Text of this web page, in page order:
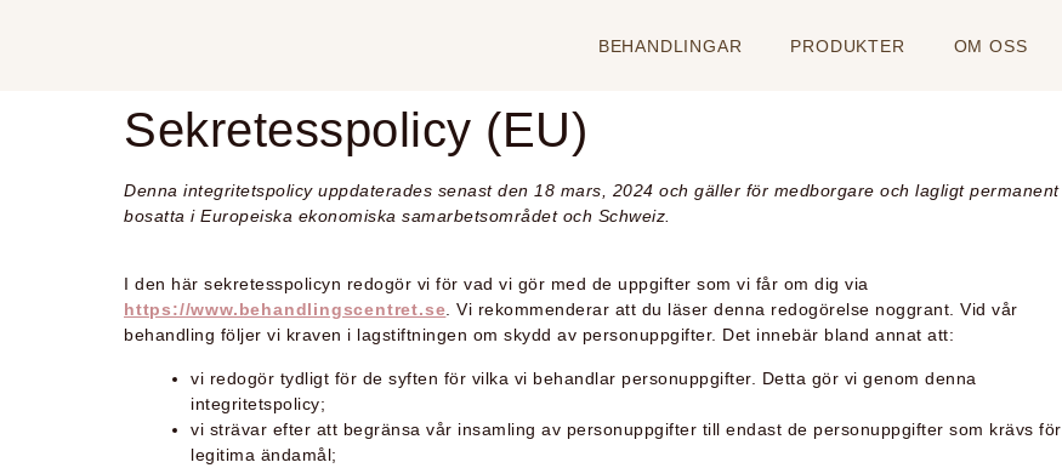
BEHANDLINGAR PRODUKTER OM OSS
Sekretesspolicy (EU)
Denna integritetspolicy uppdaterades senast den 18 mars, 2024 och gäller för medborgare och lagligt permanent
bosatta i Europeiska ekonomiska samarbetsområdet och Schweiz.
I den här sekretesspolicyn redogör vi för vad vi gör med de uppgifter som vi får om dig via
https://www.behandlingscentret.se. Vi rekommenderar att du läser denna redogörelse noggrant. Vid vår
behandling följer vi kraven i lagstiftningen om skydd av personuppgifter. Det innebär bland annat att:
vi redogör tydligt för de syften för vilka vi behandlar personuppgifter. Detta gör vi genom denna
integritetspolicy;
vi strävar efter att begränsa vår insamling av personuppgifter till endast de personuppgifter som krävs för
legitima ändamål;